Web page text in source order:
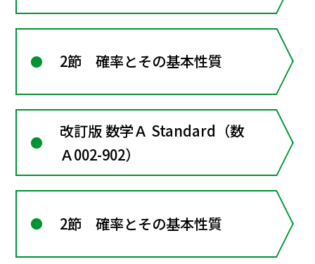
2節 確率とその基本性質
改訂版 数学Ａ Standard（数
Ａ002-902）
2節 確率とその基本性質